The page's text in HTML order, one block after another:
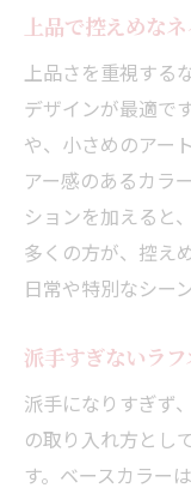
上品で控えめな
上品さを重視する
デザインが最適で
や、小さめのアー
アー感のあるカラ
ションを加えると
多くの方が、控え
日常や特別なシー
派手すぎないラ
派手になりすぎず
の取り入れ方とし
す。ベースカラー